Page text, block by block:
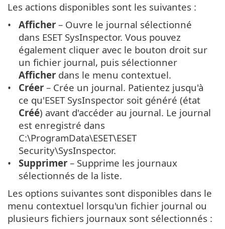
Les actions disponibles sont les suivantes :
Afficher – Ouvre le journal sélectionné
dans ESET SysInspector. Vous pouvez
également cliquer avec le bouton droit sur
un fichier journal, puis sélectionner
Afficher dans le menu contextuel.
Créer – Crée un journal. Patientez jusqu'à
ce qu'ESET SysInspector soit généré (état
Créé) avant d'accéder au journal. Le journal
est enregistré dans
C:\ProgramData\ESET\ESET
Security\SysInspector.
Supprimer – Supprime les journaux
sélectionnés de la liste.
Les options suivantes sont disponibles dans le
menu contextuel lorsqu'un fichier journal ou
plusieurs fichiers journaux sont sélectionnés :